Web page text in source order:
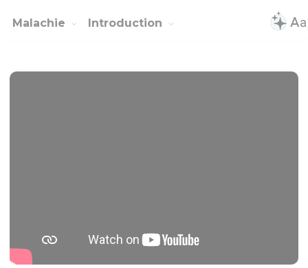
Malachie Introduction